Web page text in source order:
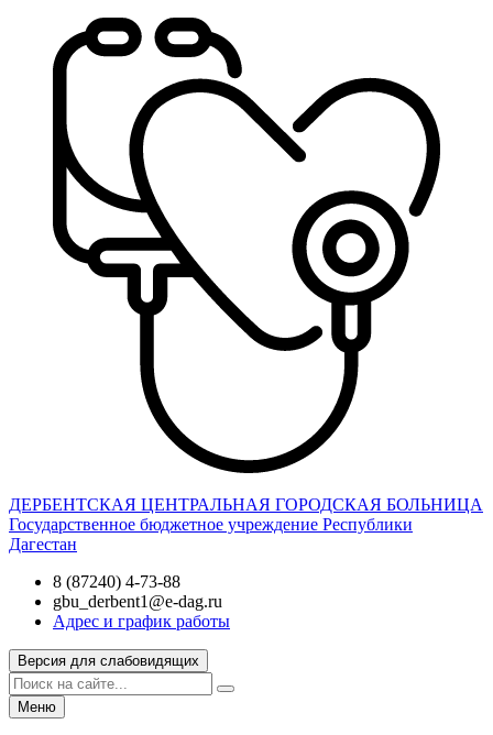
ДЕРБЕНТСКАЯ ЦЕНТРАЛЬНАЯ ГОРОДСКАЯ БОЛЬНИЦА
Государственное бюджетное учреждение Республики
Дагестан
8 (87240) 4-73-88
gbu_derbent1@e-dag.ru
Адрес и график работы
Версия для слабовидящих
Меню